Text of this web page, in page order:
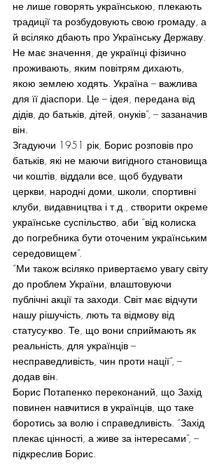
не лише говорять українською, плекають
традиції та розбудовують свою громаду, а
й всіляко дбають про Українську Державу.
Не має значення, де українці фізично
проживають, яким повітрям дихають,
якою землею ходять. Україна – важлива
для її діаспори. Це – ідея, передана від
дідів, до батьків, дітей, онуків”, – зазаначив
він.
Згадуючи 1951 рік, Борис розповів про
батьків, які не маючи вигідного становища
чи коштів, віддали все, щоб будувати
церкви, народні доми, школи, спортивні
клуби, видавництва і т.д., створити окреме
українське суспільство, аби “від колиска
до погребника бути оточеним українським
середовищем”.
“Ми також всіляко привертаємо увагу світу
до проблем України, влаштовуючи
публічні акції та заходи. Світ має відчути
нашу рішучість, лють та відмову від
статусу-кво. Те, що вони сприймають як
реальність, для українців –
несправедливість, чин проти нації”, –
додав він.
Борис Потапенко переконаний, що Захід
повинен навчитися в українців, що таке
боротись за волю і справедливість. “Захід
плекає цінності, а живе за інтересами”, –
підкреслив Борис.